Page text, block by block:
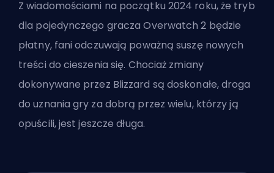
Z wiadomościami na początku 2024 roku, że tryb
dla pojedynczego gracza Overwatch 2 będzie
płatny, fani odczuwają poważną suszę nowych
treści do cieszenia się. Chociaż zmiany
dokonywane przez Blizzard są doskonałe, droga
do uznania gry za dobrą przez wielu, którzy ją
opuścili, jest jeszcze długa.